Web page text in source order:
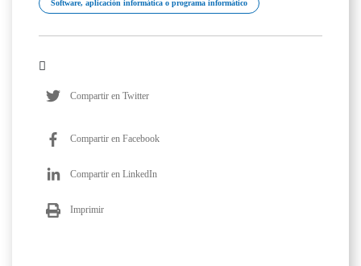
Software, aplicación informática o programa informático
Compartir en Twitter
Compartir en Facebook
Compartir en LinkedIn
Imprimir